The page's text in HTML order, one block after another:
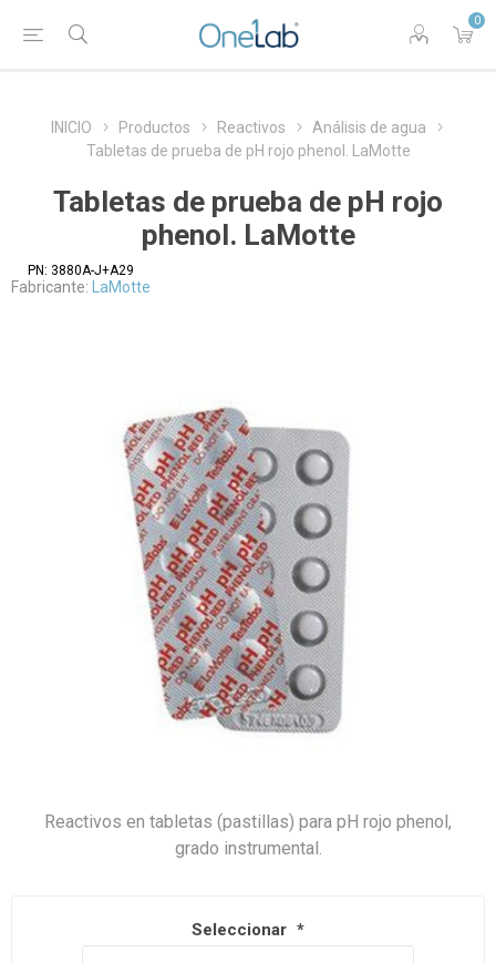
0
INICIO Productos Reactivos
Análisis de agua
Tabletas de prueba de pH rojo phenol. LaMotte
Tabletas de prueba de pH rojo
phenol. LaMotte
PN: 3880A-J+A29
Fabricante: LaMotte
Reactivos en tabletas (pastillas) para pH rojo phenol,
grado instrumental.
Seleccionar *